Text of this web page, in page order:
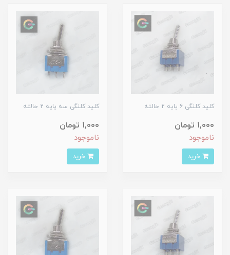
کلید کلنگی 6 پایه 2 حالته
1,000 تومان
ناموجود
کلید کلنگی سه پایه 2 حالته
1,000 تومان
ناموجود